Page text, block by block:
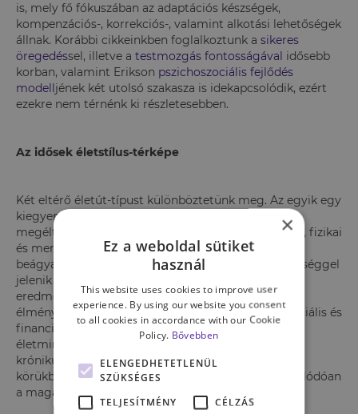
is, mely fő fókuszában az adaptációs készségek,
kompenzációs-, korrekciós-, valamint alkotási lehetőségek
állnak. Korábbi cikkeinkben foglalkoztunk a sikeres
öregedéssel, illetve a testmozgás fontosságával idősebb
korban, valamint Erikson pszichoszociális fejlődés
modelljének két utolsó szakasza is idekapcsolódik, ezért
ezekre nem térnénk ki részletesebben.
Az idősek életstílus-térképe
Két eltérő életút-típust különböztetünk meg. Az egyik egy
kiegyensúlyozottabb, gyakran jobb anyagi jólétben
megélt öregedési modell, melyre jobb életminőség, fizikai
és mentális egészség jellemző, amelyet a szociális
beágyazottság is megtámogat. Nagyobb valószínűséggel
jelenik meg ennél a csoportnál az életúttal és az
eredményekkel való elégedettség és a koherencia
élménye. A másik csoportba tartozók rosszabb szociális és
financiális háttérrel rendelkeznek, az objektív
életminőségüket gyakran befolyásolják különböző
krónikus megbetegedések. Gyakrabban jelentkezik
körükben az egyedüllét és az izoláció, ehhez kapcsolódóan
a magányosság érzése is megjelenik.
×
Ez a weboldal sütiket
használ
This website uses cookies to improve user
experience. By using our website you consent
to all cookies in accordance with our Cookie
Policy. Bővebben
ELENGEDHETETLENÜL
SZÜKSÉGES
TELJESÍTMÉNY
CÉLZÁS